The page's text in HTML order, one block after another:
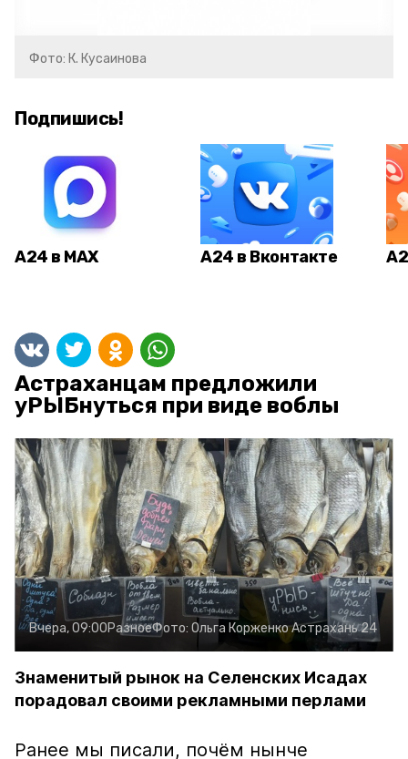
Фото: К. Кусаинова
Подпишись!
А24 в MAX А24 в Вконтакте
Астраханцам предложили
уРЫБнуться при виде воблы
Вчера, 09:00РазноеФото: Ольга КорженкоАстрахань 24
Знаменитый рынок на Селенских Исадах
порадовал своими рекламными перлами
Ранее мы писали, почём нынче